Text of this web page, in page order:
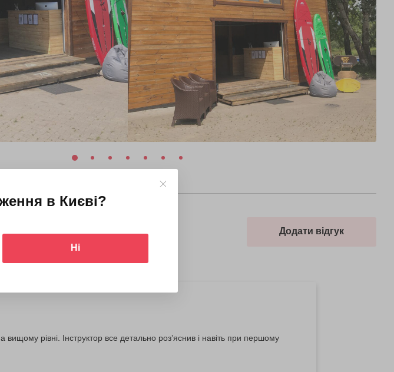
Додати відгук
рівні. Інструктор все детально розʼяснив і навіть при першому
в Києві?
Ні